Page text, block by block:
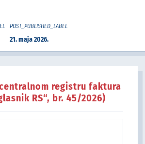
POST_PUBLISHED_LABEL
21. maja 2026.
registru faktura
RS“, br. 45/2026)